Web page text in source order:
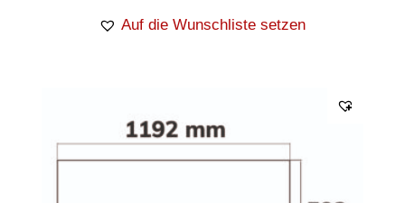
Auf die Wunschliste setzen